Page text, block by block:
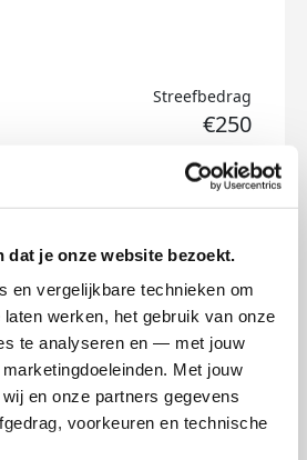
dat je onze website bezoekt.
en vergelijkbare technieken om
werken, het gebruik van onze
te analyseren en — met jouw
Met jouw
en onze partners gegevens
voorkeuren en technische
Streefbedrag
€250
voor KWF